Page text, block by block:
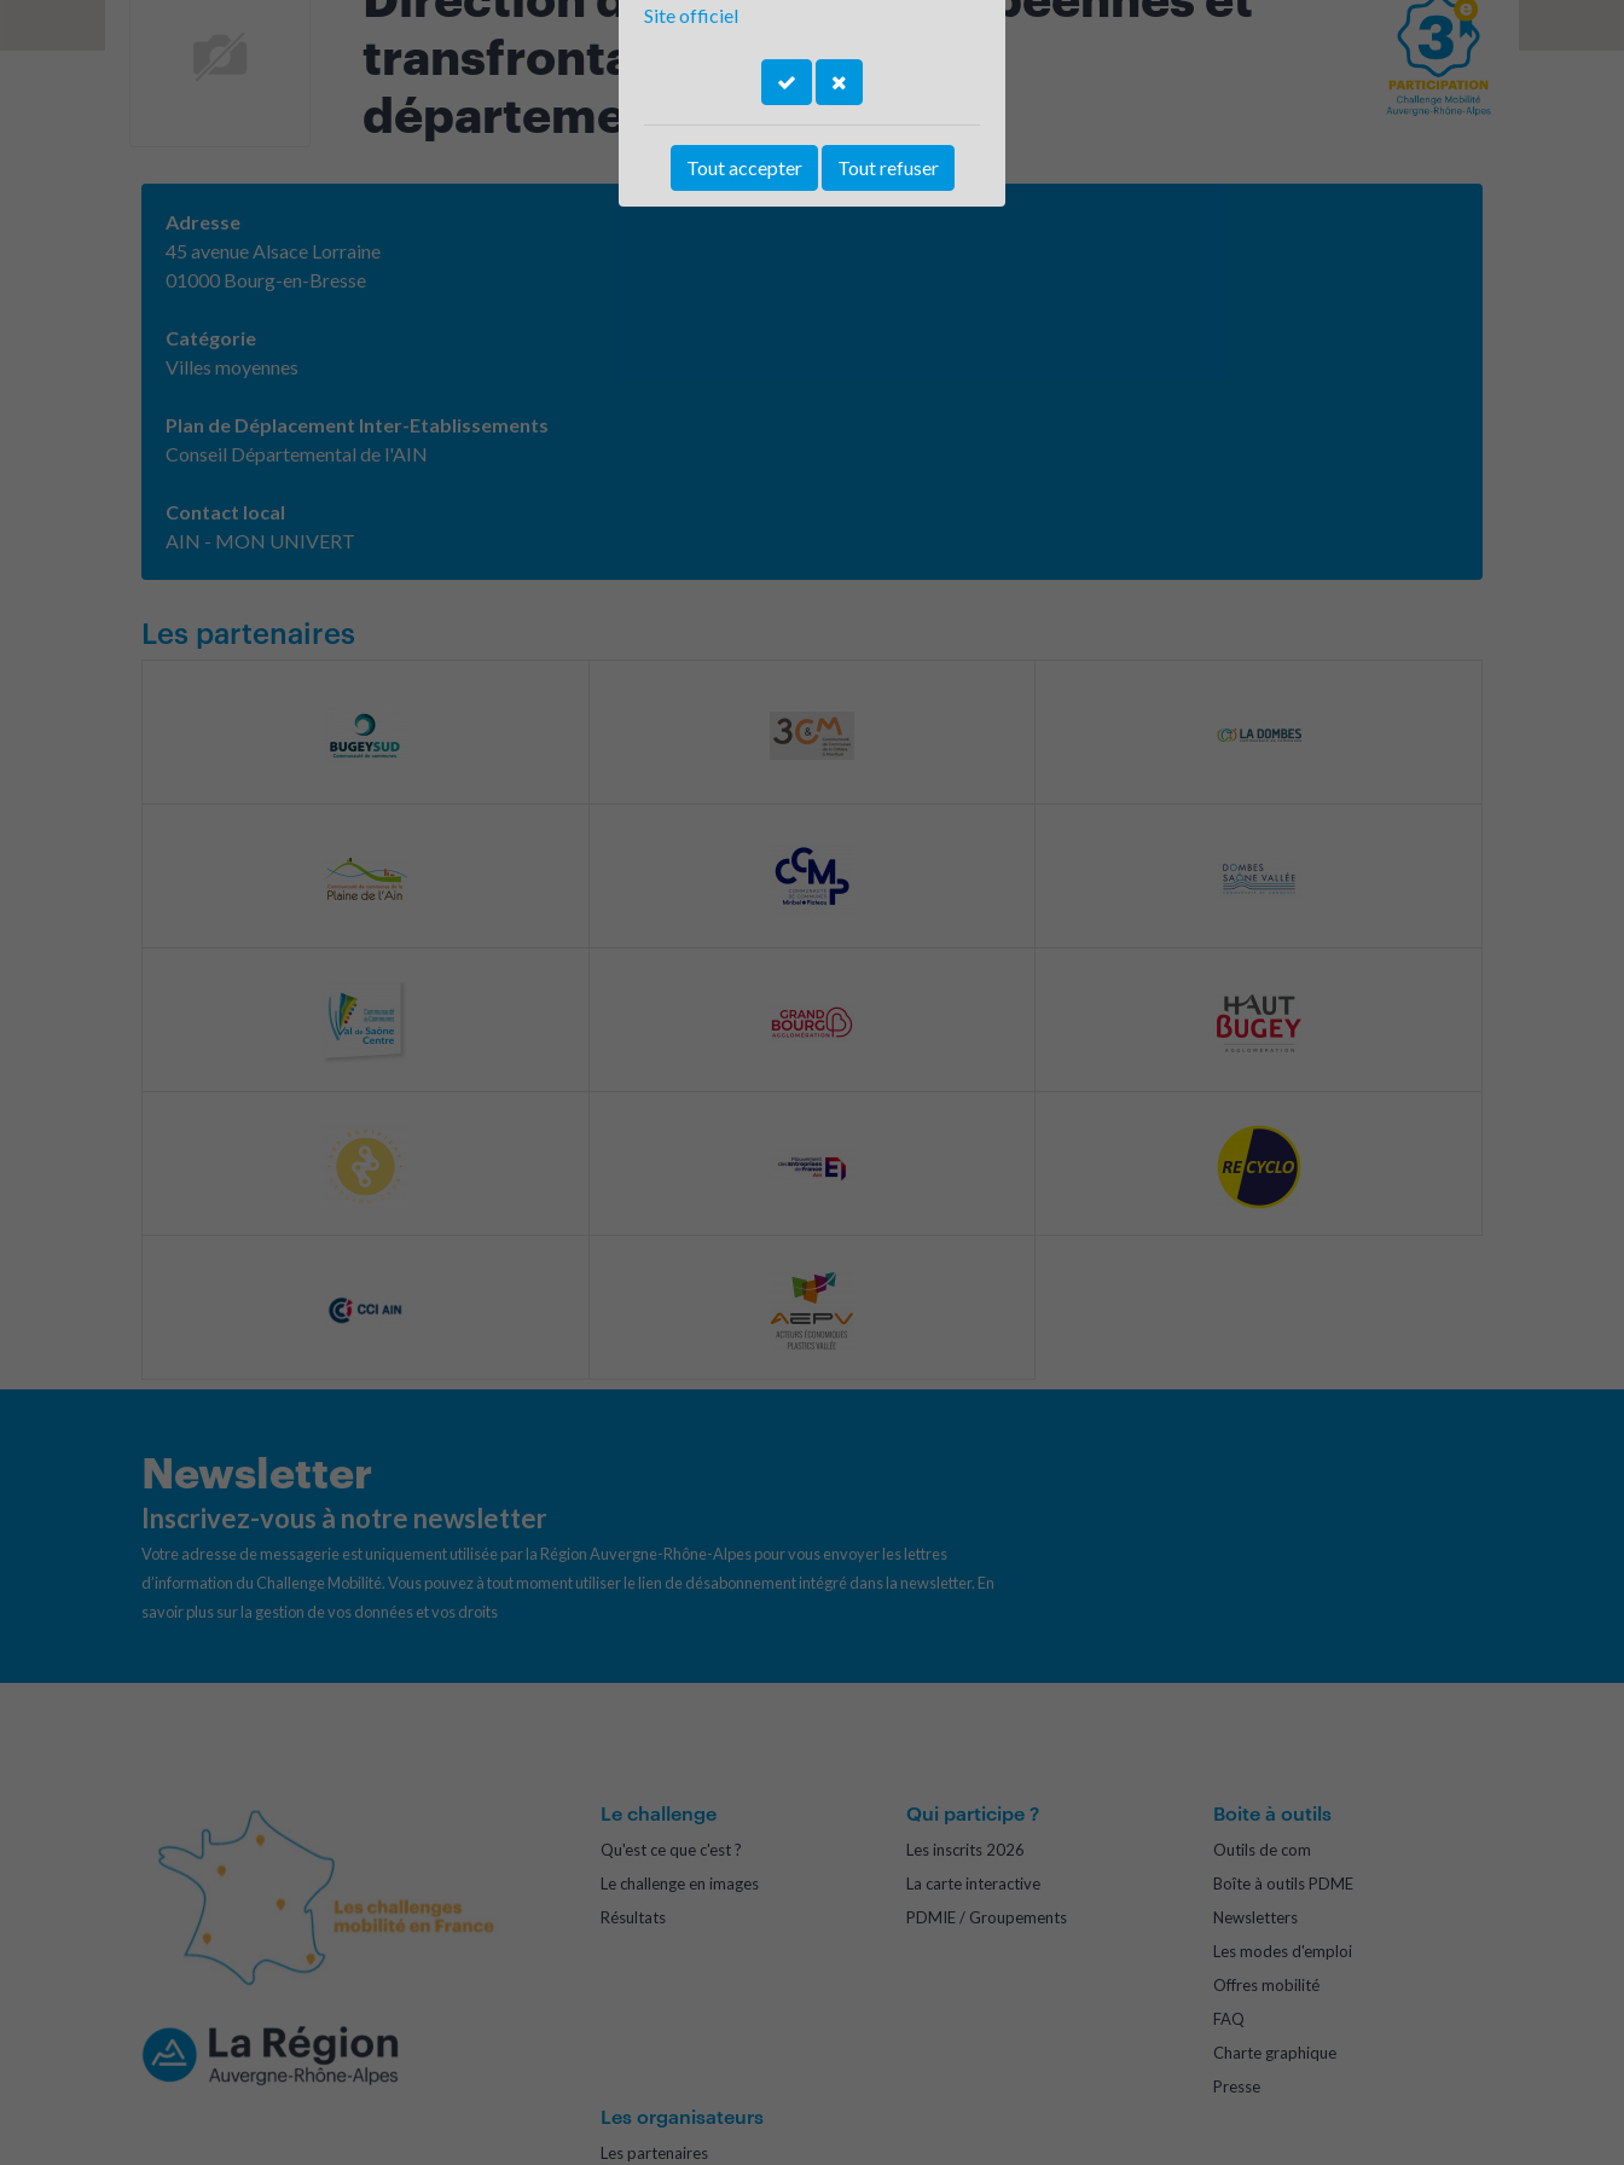
transfrontalières - Conseil
départemental de l'Ain
Adresse
45 avenue Alsace Lorraine
01000 Bourg-en-Bresse
Catégorie
Villes moyennes
Plan de Déplacement Inter-Etablissements
Conseil Départemental de l'AIN
Contact local
AIN - MON UNIVERT
Les partenaires
Newsletter
Inscrivez-vous à notre newsletter
Votre adresse de messagerie est uniquement utilisée par la Région Auvergne-Rhône-Alpes pour vous envoyer les lettres
d’information du Challenge Mobilité. Vous pouvez à tout moment utiliser le lien de désabonnement intégré dans la newsletter. En
savoir plus sur la gestion de vos données et vos droits
Le challenge
Qu'est ce que c'est ?
Le challenge en images
Résultats
Qui participe ?
Les inscrits 2026
La carte interactive
PDMIE / Groupements
Boite à outils
Outils de com
Boîte à outils PDME
Newsletters
Les modes d'emploi
Offres mobilité
FAQ
Charte graphique
Presse
Les organisateurs
Les partenaires
Site officiel
Tout accepter Tout refuser